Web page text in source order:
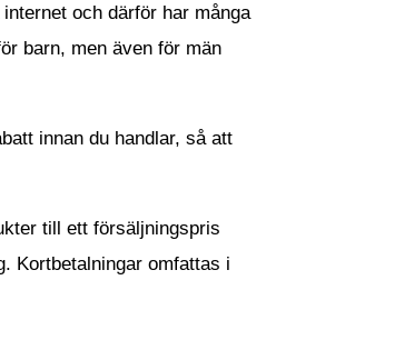
och därför har många
barn, men även för män
innan du handlar, så att
till ett försäljningspris
Kortbetalningar omfattas i